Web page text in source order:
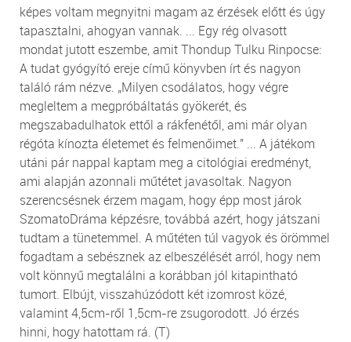
képes voltam megnyitni magam az érzések előtt és úgy
tapasztalni, ahogyan vannak. ... Egy rég olvasott
mondat jutott eszembe, amit Thondup Tulku Rinpocse:
A tudat gyógyító ereje című könyvben írt és nagyon
találó rám nézve. „Milyen csodálatos, hogy végre
megleltem a megpróbáltatás gyökerét, és
megszabadulhatok ettől a rákfenétől, ami már olyan
régóta kínozta életemet és felmenőimet." ... A játékom
utáni pár nappal kaptam meg a citológiai eredményt,
ami alapján azonnali műtétet javasoltak. Nagyon
szerencsésnek érzem magam, hogy épp most járok
SzomatoDráma képzésre, továbbá azért, hogy játszani
tudtam a tünetemmel. A műtéten túl vagyok és örömmel
fogadtam a sebésznek az elbeszélését arról, hogy nem
volt könnyű megtalálni a korábban jól kitapintható
tumort. Elbújt, visszahúzódott két izomrost közé,
valamint 4,5cm-ről 1,5cm-re zsugorodott. Jó érzés
hinni, hogy hatottam rá. (T)